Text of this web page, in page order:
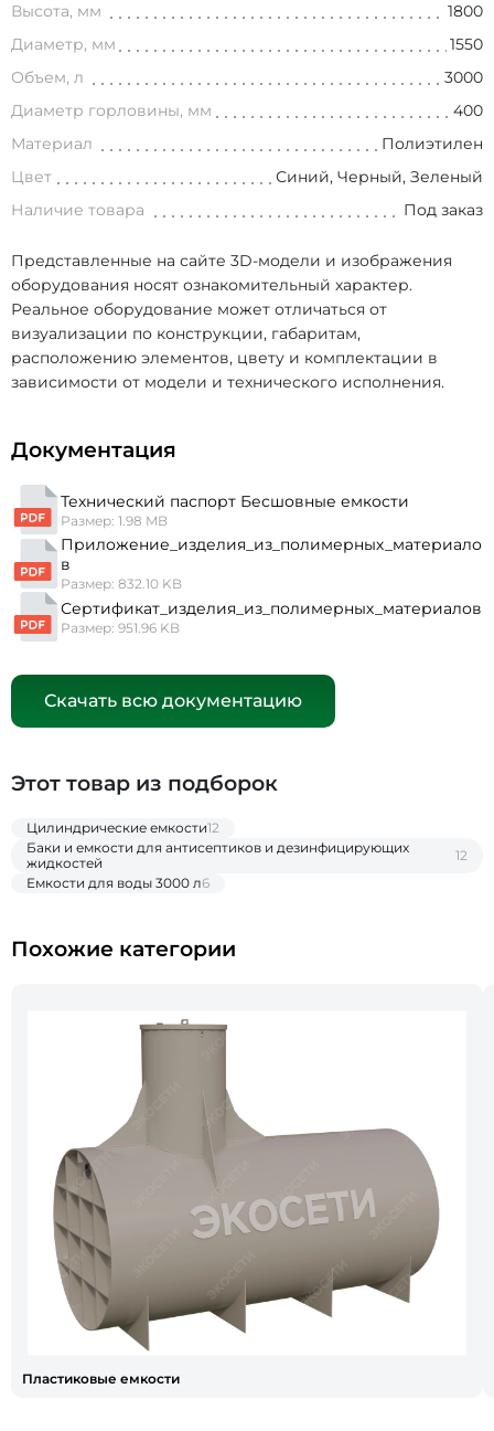
Высота, мм
1800
Диаметр, мм
1550
Объем, л
3000
Диаметр горловины, мм
400
Материал
Полиэтилен
Цвет
Синий, Черный, Зеленый
Наличие товара
Под заказ
Представленные на сайте 3D-модели и изображения
оборудования носят ознакомительный характер.
Реальное оборудование может отличаться от
визуализации по конструкции, габаритам,
расположению элементов, цвету и комплектации в
зависимости от модели и технического исполнения.
Документация
Технический паспорт Бесшовные емкости
Размер: 1.98 MB
Приложение_изделия_из_полимерных_материало
в
Размер: 832.10 KB
Сертификат_изделия_из_полимерных_материалов
Размер: 951.96 KB
Скачать всю документацию
Этот товар из подборок
Цилиндрические емкости12
Баки и емкости для антисептиков и дезинфицирующих
жидкостей
12
Емкости для воды 3000 л6
Похожие категории
Пластиковые емкости